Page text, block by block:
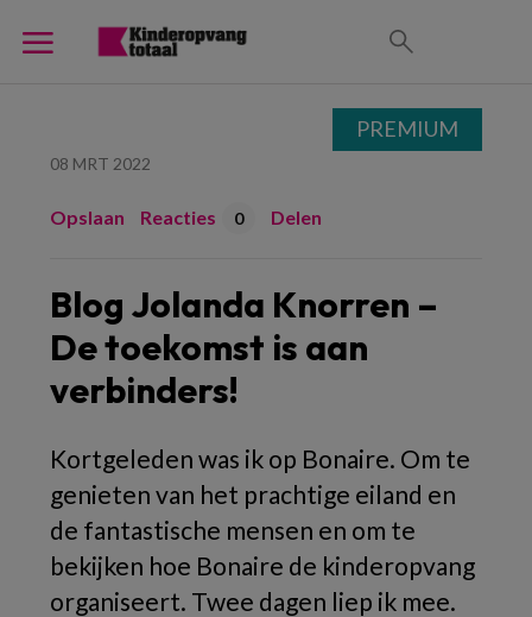
08 MRT 2022
Opslaan Reacties 0 Delen
Blog Jolanda Knorren –
De toekomst is aan
verbinders!
Kortgeleden was ik op Bonaire. Om te
genieten van het prachtige eiland en
de fantastische mensen en om te
bekijken hoe Bonaire de kinderopvang
organiseert. Twee dagen liep ik mee.
PREMIUM